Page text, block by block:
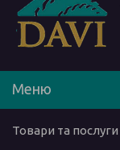
Товари та послуги